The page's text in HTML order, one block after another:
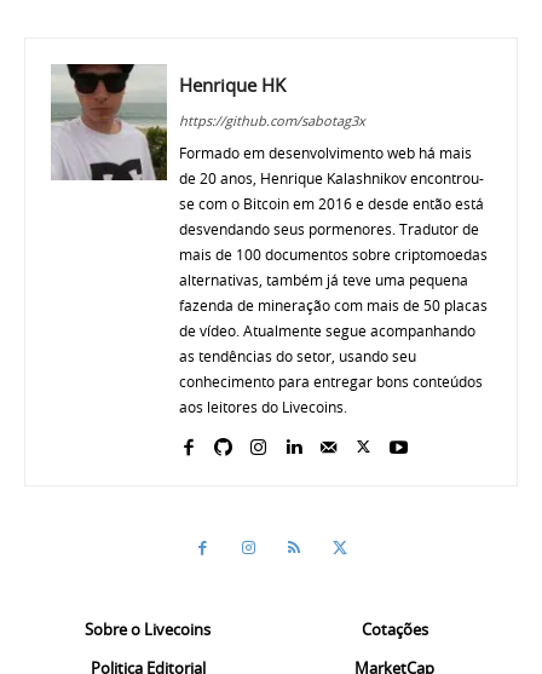
Henrique HK
https://github.com/sabotag3x
Formado em desenvolvimento web há mais
de 20 anos, Henrique Kalashnikov encontrou-
se com o Bitcoin em 2016 e desde então está
desvendando seus pormenores. Tradutor de
mais de 100 documentos sobre criptomoedas
alternativas, também já teve uma pequena
fazenda de mineração com mais de 50 placas
de vídeo. Atualmente segue acompanhando
as tendências do setor, usando seu
conhecimento para entregar bons conteúdos
aos leitores do Livecoins.
Sobre o Livecoins
Politica Editorial
Cotações
MarketCap